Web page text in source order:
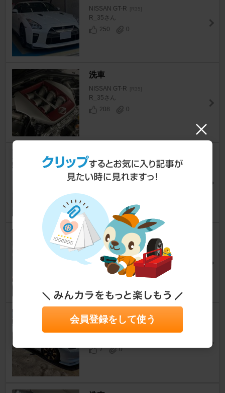
NISSAN GT-R [R35]
R_35さん
250
0
洗車
NISSAN GT-R [R35]
R_35さん
208
0
洗車
NISSAN GT-R [R35]
R_35さん
何年ぶりかの洗車
NISSAN GT-R [R35]
shidenさん
22
0
洗車３回目
7
0
会員登録をして使う